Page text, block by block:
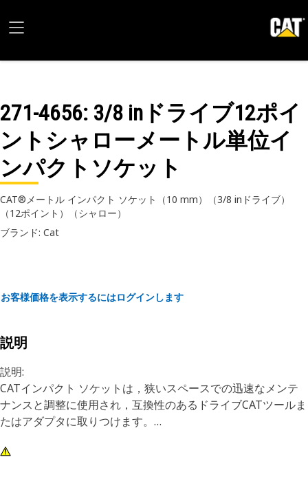
271-4656: 3/8 inドライブ12ポイ
ントシャローメートル単位イ
ンパクトソケット
CAT®メートル インパクト ソケット（10 mm）（3/8 inドライブ）
（12ポイント）（シャロー）
ブランド: Cat
お客様価格を表示するにはログインします
説明
説明:
CATインパクト ソケットは，狭いスペースでの迅速なメンテ
ナンスと調整に使用され，互換性のあるドライブCATツールま
たはアダプタに取りつけます。
特長: